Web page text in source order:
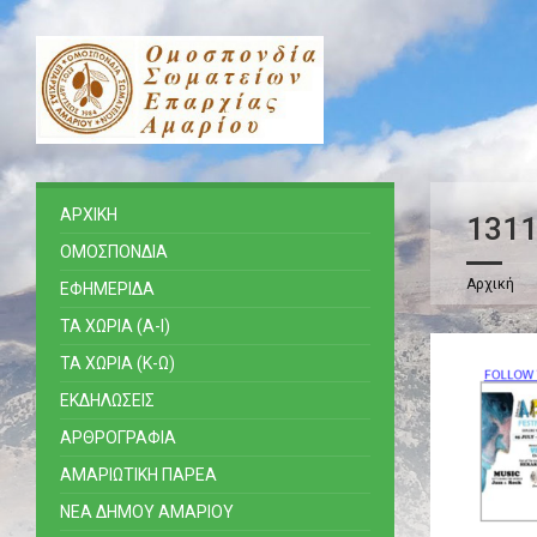
1311
Αρχική
ΑΡΧΙΚΗ
ΟΜΟΣΠΟΝΔΙΑ
ΕΦΗΜΕΡΙΔΑ
ΤΑ ΧΩΡΙΑ (Α-Ι)
ΤΑ ΧΩΡΙΑ (Κ-Ω)
ΕΚΔΗΛΩΣΕΙΣ
ΑΡΘΡΟΓΡΑΦΙΑ
ΑΜΑΡΙΩΤΙΚΗ ΠΑΡΕΑ
ΝΕΑ ΔΗΜΟΥ ΑΜΑΡΙΟΥ